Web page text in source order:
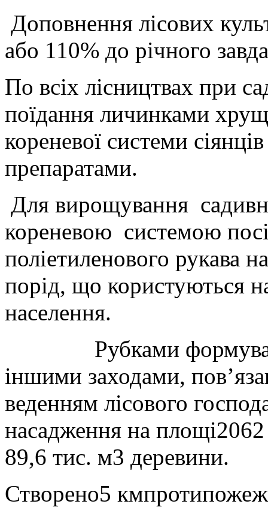
Доповнення лісових
або 110% до річного
По всіх лісництвах при
поїдання личинками
кореневої системи
препаратами.
Для вирощування
кореневою системою
поліетиленового рукава
порід, що користуються
населення.
Рубками формування
іншими заходами,
веденням лісового
насадження на
89,6 тис. м3 деревини.
Створено5